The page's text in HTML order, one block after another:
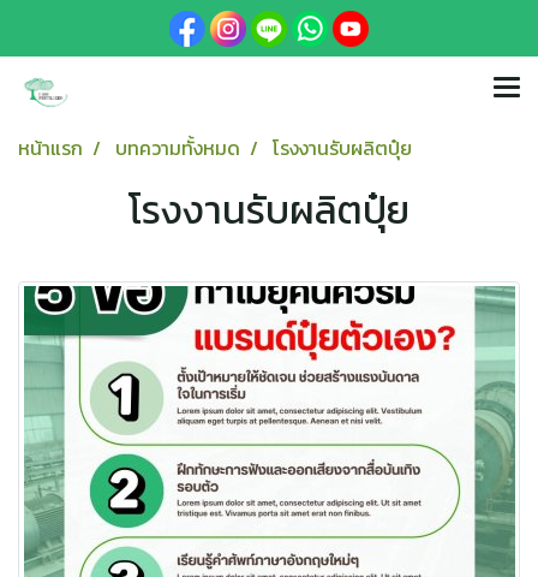
หน้าแรก บทความทั้งหมด โรงงานรับผลิตปุ๋ย
โรงงานรับผลิตปุ๋ย